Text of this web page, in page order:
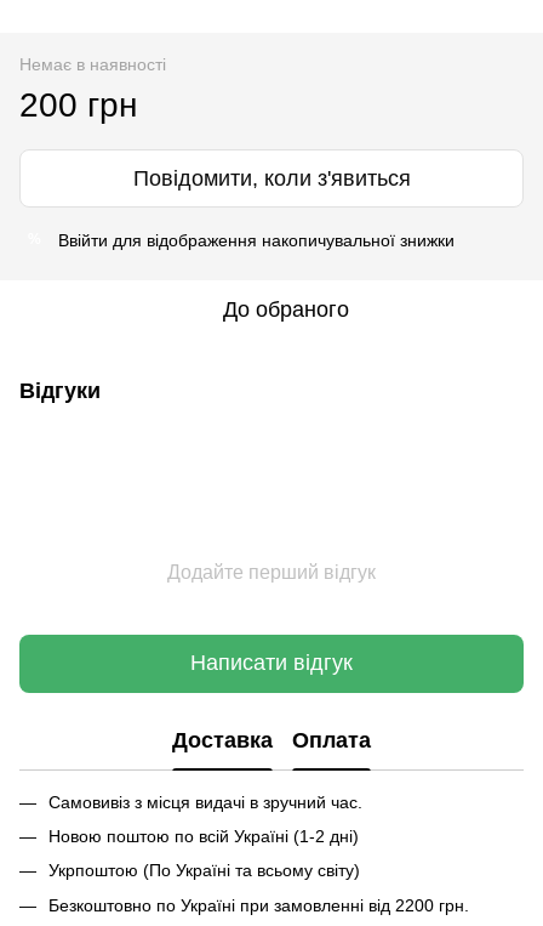
Немає в наявності
200 грн
Повідомити, коли з'явиться
Ввійти для відображення накопичувальної знижки
До обраного
Відгуки
Додайте перший відгук
Написати відгук
Доставка Оплата
Самовивіз з місця видачі в зручний час.
Новою поштою по всій Україні (1-2 дні)
Укрпоштою (По Україні та всьому світу)
Безкоштовно по Україні при замовленні від 2200 грн.